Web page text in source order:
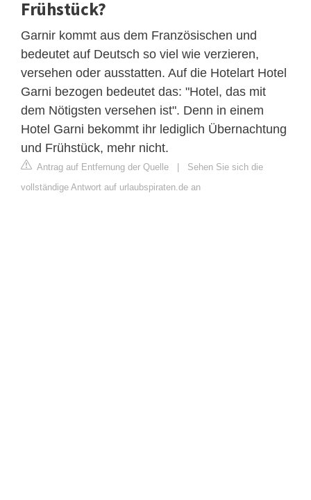
Frühstück?
Garnir kommt aus dem Französischen und
bedeutet auf Deutsch so viel wie verzieren,
versehen oder ausstatten. Auf die Hotelart Hotel
Garni bezogen bedeutet das: "Hotel, das mit
dem Nötigsten versehen ist". Denn in einem
Hotel Garni bekommt ihr lediglich Übernachtung
und Frühstück, mehr nicht.
Antrag auf Entfernung der Quelle | Sehen Sie sich die
vollständige Antwort auf urlaubspiraten.de an